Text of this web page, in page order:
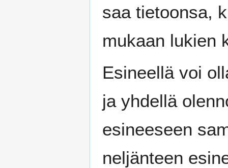
saa tietoonsa,
mukaan lukien
Esineellä voi
ja yhdellä
esineeseen
neljänteen